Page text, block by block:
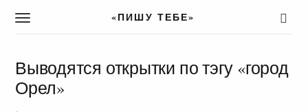
T
g
l
e
«ПИШУ ТЕБЕ»
Выводятся открытки по тэгу «город
Орел»